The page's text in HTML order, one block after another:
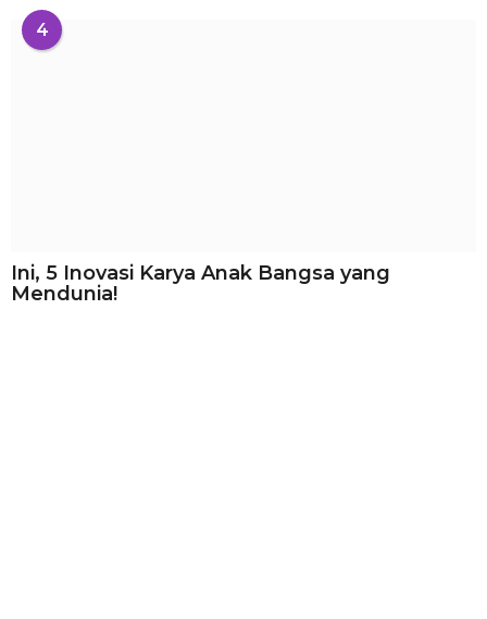
4
Ini, 5 Inovasi Karya Anak Bangsa yang
Mendunia!